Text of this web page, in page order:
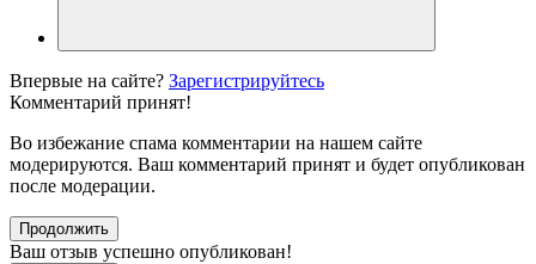
Впервые на сайте? Зарегистрируйтесь
Комментарий принят!
Во избежание спама комментарии на нашем сайте
модерируются. Ваш комментарий принят и будет опубликован
после модерации.
Продолжить
Ваш отзыв успешно опубликован!